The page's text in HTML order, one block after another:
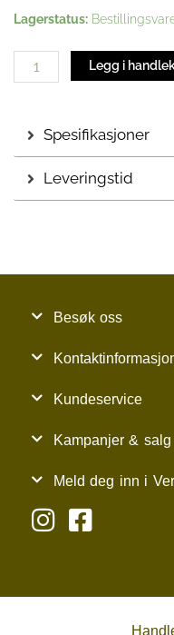
Lagerstatus:
Vipp
Open
antall
Legg i
Spesifikasjoner
Leveringstid
Besøk oss
Kundeservice
Kampanjer & salg
Meld deg inn i